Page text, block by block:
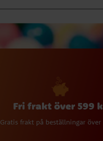
Fri frakt över 599
Gratis frakt på beställningar över